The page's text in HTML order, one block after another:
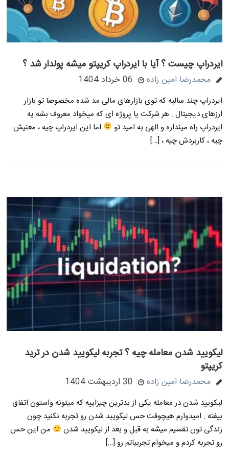
ایردراپ چیست ؟ آیا با ایردراپ کریپتو میشه پولدار شد ؟
محمدرضا امین زاده 06 خرداد 1404
ایردراپ چند سالیه که توی بازارهای مالی مد شده مخصوصا تو بازار
ارزهای دیجیتال . هر شرکت یا پروژه ای که میخواد معروف بشه یه
ایردراپ راه میندازه و الهی به امید تو
اما این ایردراپ چیه ، معنیش
چیه ، کاربردش چیه ، […]
لیکویید شدن معامله چیه ؟ تجربه لیکویید شدن در ترید
کریپتو
محمدرضا امین زاده 30 اردیبهشت 1404
لیکویید شدن در معامله یکی از بدترین چیزاییه که میتونه واستون اتفاق
بیفته . امیدوارم هیچوقت حس لیکویید شدن رو تجربه نکنید چون
زندگی تون تقسیم میشه به قبل و بعد از لیکویید شدن
من این حس
رو تجربه کردم و میخوام تجربیاتم رو […]